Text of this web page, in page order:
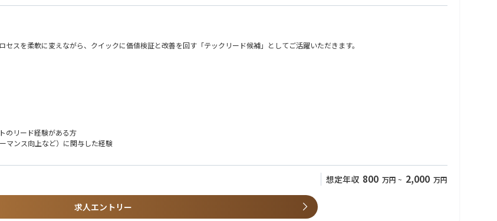
スを柔軟に変えながら、クイックに価値検証と改善を回す「テックリード候補」としてご活躍いただきます。
ング等によるプロダクト品質の担保
育
り、適切な技術方針を策定
きます※
ウドサービス基盤の設計
するグローバル基盤構築
ためのDB基盤構築
リアルタイム連携構築
のリード経験がある方
マンス向上など）に関与した経験
ドのどちらか強みがある領域での経験があれば可）
想定年収 800 万円 ~ 2,000 万円
求人エントリー